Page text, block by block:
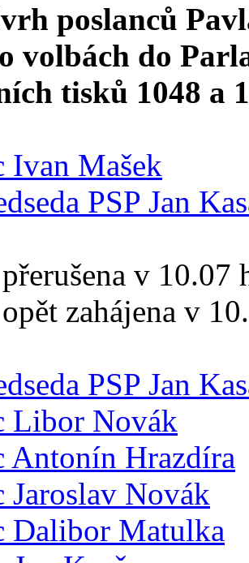
poslanců
volbách do
tisků 1048 a
Ivan Mašek
PSP Jan
v 10.07
zahájena v
PSP Jan
Libor Novák
Antonín Hrazdíra
Jaroslav Novák
Dalibor Matulka